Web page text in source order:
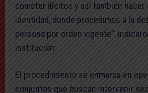
cometer ilícitos y así también hacer
identidad, donde procedimos a la
persona por orden vigente”,
institución.
El procedimiento se enmarca en
conjuntos que buscan intervenir